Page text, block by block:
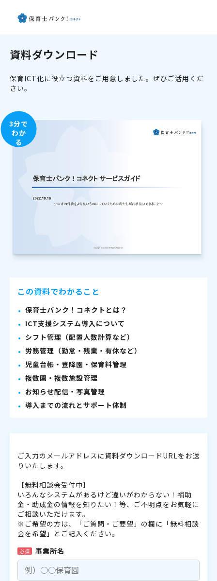
資料ダウンロード
保育ICT化に役立つ資料をご用意しました。ぜひご活用くだ
さい。
3分で
わか
る
この資料でわかること
保育士バンク！コネクトとは？
ICT支援システム導入について
シフト管理（配置人数計算など）
労務管理（勤怠・残業・有休など）
児童台帳・登降園・保育料管理
複数園・複数施設管理
お知らせ配信・写真管理
導入までの流れとサポート体制
ご入力のメールアドレスに資料ダウンロードURLをお送
りいたします。
【無料相談会受付中】
いろんなシステムがあるけど違いがわからない！補助
金・助成金の情報を知りたい！等、ご不明点をお気軽に
ご相談いただけます。
※ご希望の方は、「ご質問・ご要望」の欄に「無料相談
会を希望」とご記入ください。
必須 事業所名